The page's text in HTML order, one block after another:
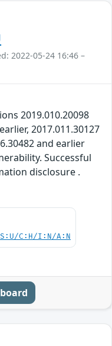
2022-05-24 16:46 –
2019.010.20098
2017.011.30127
and earlier
Successful
disclosure .
C:H/I:N/A:N